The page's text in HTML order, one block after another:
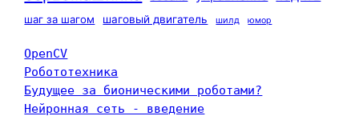
шаг за шагом шаговый двигатель шилд юмор
OpenCV
Робототехника
Будущее за бионическими роботами?
Нейронная сеть - введение